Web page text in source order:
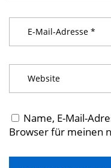
Name, E-Mail-
Browser für meinen